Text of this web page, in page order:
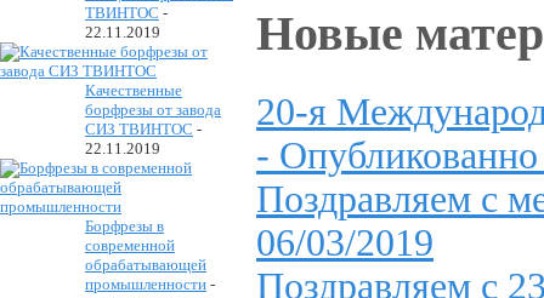
ТВИНТОС -
22.11.2019
Качественные
борфрезы от завода
СИЗ ТВИНТОС -
22.11.2019
Борфрезы в
современной
обрабатывающей
промышленности -
Новые
20-я
-
Поздравляем с
06/03/2019
Поздравляем с